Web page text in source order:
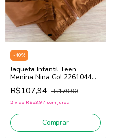
-40%
Jaqueta Infantil Teen
Menina Nina Go! 2261044
(Ocre)
R$107,94 R$179,90
2 x de R$53,97 sem juros
Comprar